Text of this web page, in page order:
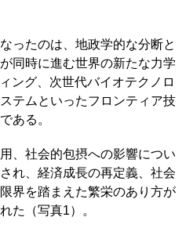
ったのは、地政学的な分断と
同時に進む世界の新たな力学
ング、次世代バイオテクノロ
テムといったフロンティア技
ある。
、社会的包摂への影響につい
れ、経済成長の再定義、社会
界を踏まえた繁栄のあり方が
た（写真1）。